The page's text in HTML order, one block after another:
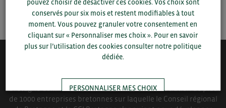
SAUVEGARDER
Bretagne Commerce International est une association de plus
de 1000 entreprises bretonnes sur laquelle le Conseil régional
pouvez choisir de désactiver ces cookies. Vos choix sont
conservés pour six mois et restent modifiables à tout
moment. Vous pouvez granuler votre consentement en
cliquant sur « Personnaliser mes choix ». Pour en savoir
plus sur l’utilisation des cookies consulter notre politique
dédiée.
PERSONNALISER MES CHOIX